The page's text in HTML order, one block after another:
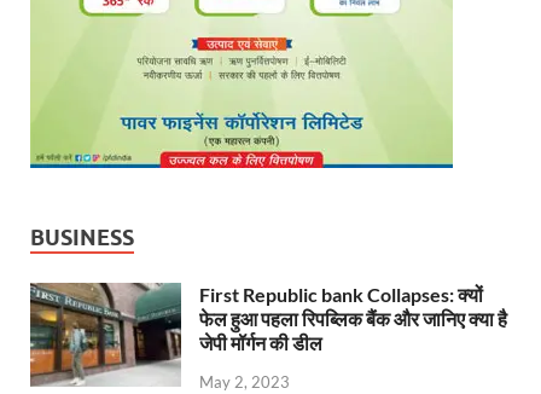
BUSINESS
First Republic bank Collapses: क्यों
फेल हुआ पहला रिपब्लिक बैंक और जानिए क्या है
जेपी मॉर्गन की डील
May 2, 2023